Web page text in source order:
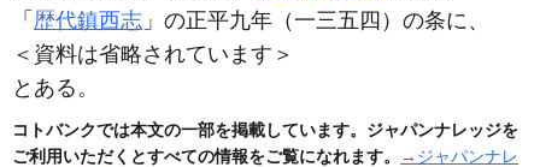
「 歴代鎮西志 」の正平九年 （一三五四） の条に、
＜資料は省略されています＞
とある。
コトバンクでは本文の一部を掲載しています。ジャパンナレッジを
ご利用いただくとすべての情報をご覧になれます。
→ジャパンナレ